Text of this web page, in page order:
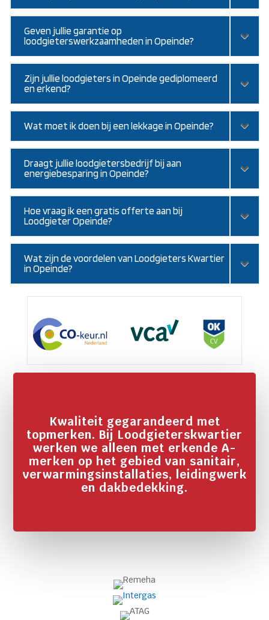
Geven jullie garantie op
loodgieterswerkzaamheden in Opeinde?
Zijn jullie loodgieters in Opeinde gediplomeerd
en erkend?
Wat moet ik doen bij een lekkage in Opeinde?
Draagt jullie loodgietersbedrijf bij aan
energiebesparing in Opeinde?
Hoe vraag ik een gratis offerte aan bij
Loodgieter Opeinde?
Wat zijn de voordelen van Loodgieters Kwartier
in Opeinde?
Kwaliteit gegarandeerd met
topmerken. Bij Loodgieterskwartier
werken we alleen met erkende A-
merken op het gebied van sanitair,
verwarmingsinstallaties, leidingwerk
en dakbedekking.